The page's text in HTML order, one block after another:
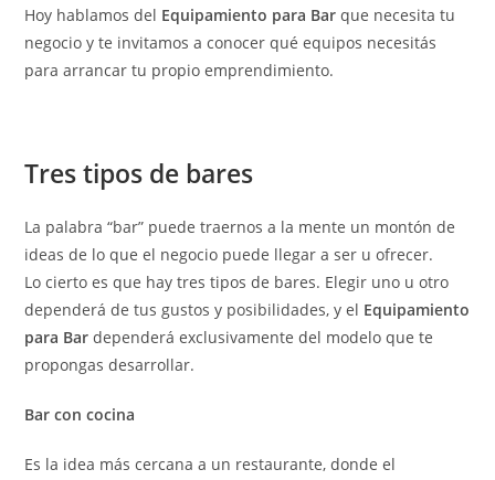
Hoy hablamos del Equipamiento para Bar que necesita tu
negocio y te invitamos a conocer qué equipos necesitás
para arrancar tu propio emprendimiento.
Tres tipos de bares
La palabra “bar” puede traernos a la mente un montón de
ideas de lo que el negocio puede llegar a ser u ofrecer.
Lo cierto es que hay tres tipos de bares. Elegir uno u otro
dependerá de tus gustos y posibilidades, y el Equipamiento
para Bar dependerá exclusivamente del modelo que te
propongas desarrollar.
Bar con cocina
Es la idea más cercana a un restaurante, donde el